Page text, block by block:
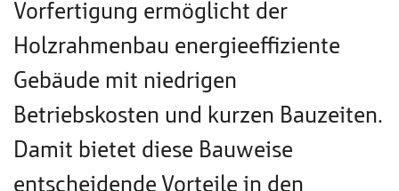
Vorfertigung ermöglicht der
Holzrahmenbau energieeffiziente
Gebäude mit niedrigen
Betriebskosten und kurzen Bauzeiten.
Damit bietet diese Bauweise
entscheidende Vorteile in den